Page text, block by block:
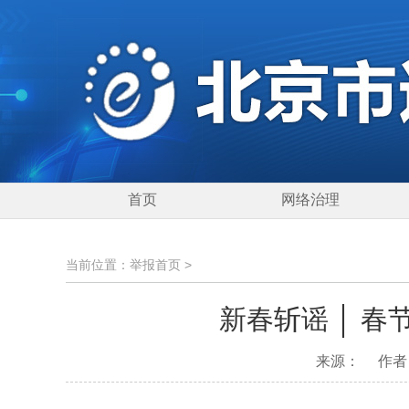
首页 网络治理
当前位置： 举报首页 >
新春斩谣 │ 春
来源： 作